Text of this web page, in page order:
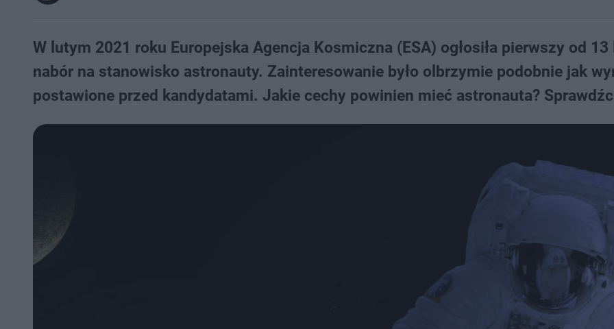
W lutym 2021 roku Europejska Agencja Kosmiczna (ESA) ogłosiła pierwszy od 13
nabór na stanowisko astronauty. Zainteresowanie było olbrzymie podobnie jak
postawione przed kandydatami. Jakie cechy powinien mieć astronauta?